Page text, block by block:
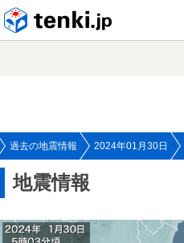
過去の地震情報 2024年01月30日
地震情報